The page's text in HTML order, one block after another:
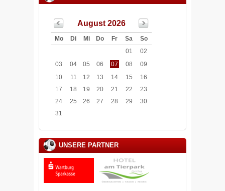
August 2026
Mo Di Mi Do Fr Sa
So
01
02
03
04 05 06 07 08
09
10
11 12 13 14 15
16
17
18 19 20 21 22
23
24
25 26 27 28 29
30
31
UNSERE PARTNER